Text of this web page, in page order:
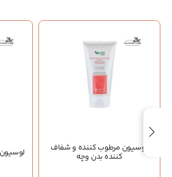
لوسیون مرطوب کننده و شفاف
کننده بدن وچه